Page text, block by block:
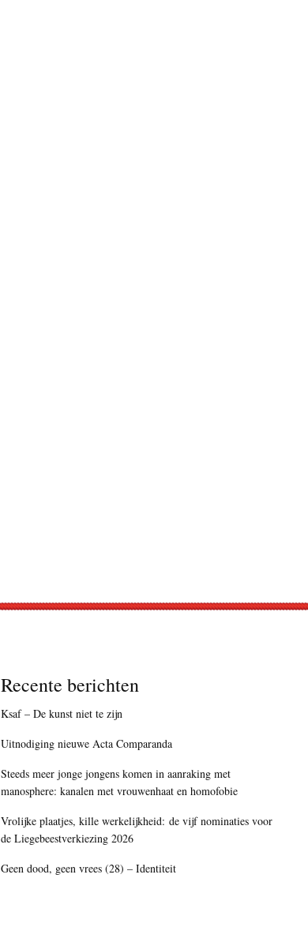
Recente berichten
Ksaf – De kunst niet te zijn
Uitnodiging nieuwe Acta Comparanda
Steeds meer jonge jongens komen in aanraking met
manosphere: kanalen met vrouwenhaat en homofobie
Vrolijke plaatjes, kille werkelijkheid: de vijf nominaties voor
de Liegebeestverkiezing 2026
Geen dood, geen vrees (28) – Identiteit